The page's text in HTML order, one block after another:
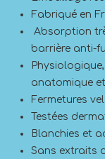
Fabriqué en
Absorption
barrière anti-
anatomique
Fermetures
Testées
Blanchies et
Sans extraits